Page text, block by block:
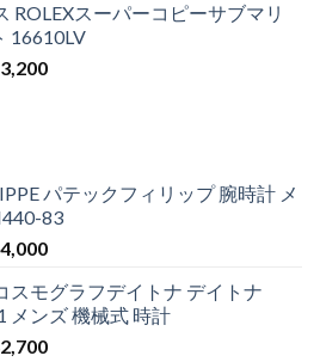
ROLEXスーパーコピーサブマリ
16610LV
パテックフィリップ 腕時計 メ
83
スモグラフデイトナ デイトナ
メンズ 機械式 時計